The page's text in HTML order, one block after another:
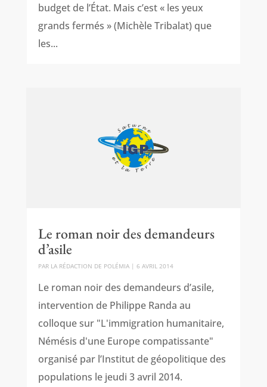
budget de l’État. Mais c’est « les yeux
grands fermés » (Michèle Tribalat) que
les...
Le roman noir des demandeurs
d’asile
PAR LA RÉDACTION DE POLÉMIA| 6 AVRIL 2014
Le roman noir des demandeurs d’asile,
intervention de Philippe Randa au
colloque sur "L'immigration humanitaire,
Némésis d'une Europe compatissante"
organisé par l’Institut de géopolitique des
populations le jeudi 3 avril 2014.